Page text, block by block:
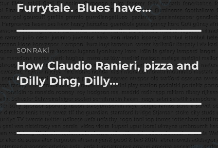
yazı:
Furrytale. Blues have…
SONRAKI
Sonraki
yazı:
How Claudio Ranieri, pizza and
‘Dilly Ding, Dilly…